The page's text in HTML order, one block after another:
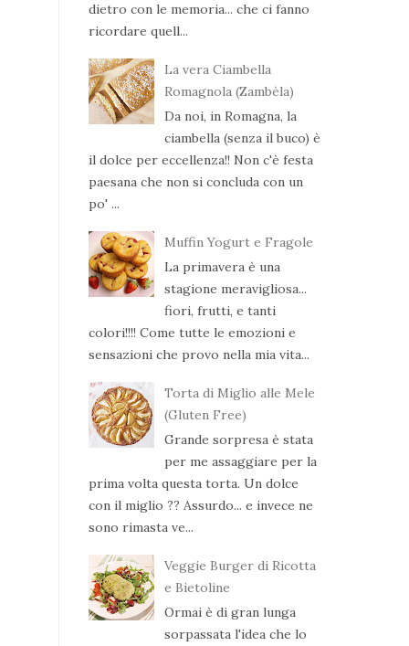
dietro con le memoria... che ci fanno
ricordare quell...
La vera Ciambella
Romagnola (Zambèla)
Da noi, in Romagna, la
ciambella (senza il buco) è
il dolce per eccellenza!! Non c'è festa
paesana che non si concluda con un
po' ...
Muffin Yogurt e Fragole
La primavera è una
stagione meravigliosa...
fiori, frutti, e tanti
colori!!!! Come tutte le emozioni e
sensazioni che provo nella mia vita...
Torta di Miglio alle Mele
(Gluten Free)
Grande sorpresa è stata
per me assaggiare per la
prima volta questa torta. Un dolce
con il miglio ?? Assurdo... e invece ne
sono rimasta ve...
Veggie Burger di Ricotta
e Bietoline
Ormai è di gran lunga
sorpassata l'idea che lo